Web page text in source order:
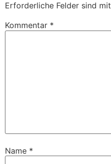
Erforderliche Felder sind mit
Kommentar *
Name *